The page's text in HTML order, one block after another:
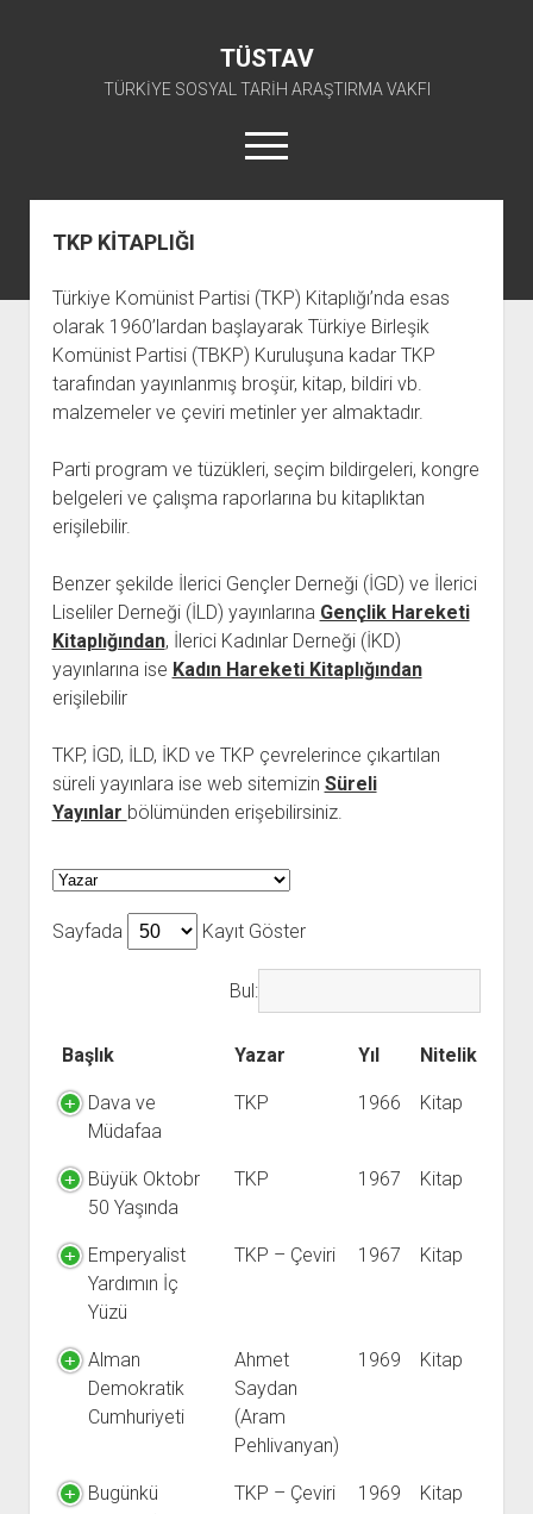
TÜSTAV
TÜRKİYE SOSYAL TARİH ARAŞTIRMA VAKFI
menüyü
aç
twitterfacebookinstagramyoutube
E-ARŞİV
açılır
menüyü
aç
TKP ARŞİV FONU
TİP ARŞİV FONU
TSİP ARŞİV FONU
TBKP ARŞİV FONU
İŞÇİ HAREKETLERİ ARŞİV FONU
DAVA DOSYALARI ARŞİV FONU
GÖRSEL-İŞİTSEL ARŞİV FONU
ARŞİVLERDEN YARARLANMA KOŞULLARI
KÜTÜPHANE
açılır
menüyü
aç
TKP KİTAPLIĞI
TİP KİTAPLIĞI
TSİP KİTAPLIĞI
TBKP KİTAPLIĞI
EMEK HAREKETİ KİTAPLIĞI
BARIŞ HAREKETİ KİTAPLIĞI
GENÇLİK HAREKETİ KİTAPLIĞI
ANTİKOMÜNİZM KİTAPLIĞI
AYDINLIK KÜLLİYATI KİTAPLIĞI
HİKMET KIVILCIMLI KİTAPLIĞI
KERİM SADİ KİTAPLIĞI
1940’LI YILLAR KİTAPLIĞI
menüyü
ATTF KİTAPLIĞI
TDF KİTAPLIĞI
SÜRELİ YAYINLAR
AFİŞLER
GÖRSEL-İŞİTSEL
BAŞVURULAR
açılır
ARŞİVLERDEN YARARLANMA FORMU
KİTAP ABONE FORMU
aç
İLETİŞİM BİLGİLERİ
BANKA HESAPLARIMIZ
ÇALIŞMA GÜNLERİMİZ
TKP KİTAPLIĞI
Türkiye Komünist Partisi (TKP) Kitaplığı’nda esas
olarak 1960’lardan başlayarak Türkiye Birleşik
Komünist Partisi (TBKP) Kuruluşuna kadar TKP
tarafından yayınlanmış broşür, kitap, bildiri vb.
malzemeler ve çeviri metinler yer almaktadır.
Parti program ve tüzükleri, seçim bildirgeleri, kongre
belgeleri ve çalışma raporlarına bu kitaplıktan
erişilebilir.
Benzer şekilde İlerici Gençler Derneği (İGD) ve İlerici
Liseliler Derneği (İLD) yayınlarına Gençlik Hareketi
Kitaplığından, İlerici Kadınlar Derneği (İKD)
yayınlarına ise Kadın Hareketi Kitaplığından
erişilebilir
TKP, İGD, İLD, İKD ve TKP çevrelerince çıkartılan
süreli yayınlara ise web sitemizin Süreli
Yayınlar bölümünden erişebilirsiniz.
Sayfada Kayıt Göster
Bul:
Başlık Yazar Yıl Nitelik
Dava ve
Müdafaa
TKP 1966 Kitap
Büyük Oktobr
50 Yaşında
TKP 1967 Kitap
Emperyalist
Yardımın İç
Yüzü
TKP – Çeviri 1967 Kitap
Alman
Demokratik
Cumhuriyeti
Ahmet
Saydan
(Aram
Pehlivanyan)
1969 Kitap
Bugünkü
TKP – Çeviri 1969 Kitap